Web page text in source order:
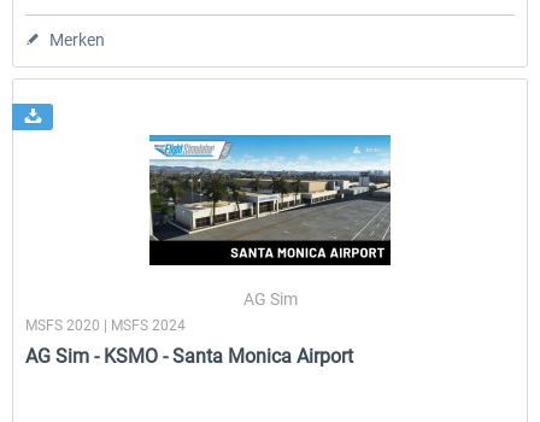
Merken
AG Sim
MSFS 2020 | MSFS 2024
AG Sim - KSMO - Santa Monica Airport